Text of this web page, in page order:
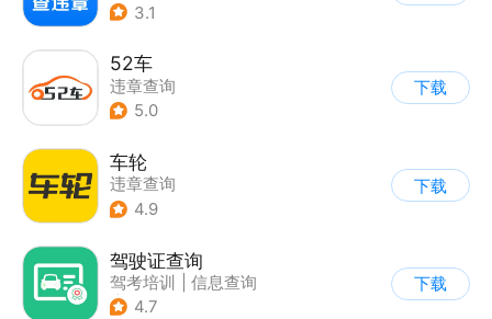
3.1
52车
违章查询
5.0
下载
车轮
违章查询
4.9
下载
驾驶证查询
驾考培训
信息查询
| 违章查询
4.7
下载